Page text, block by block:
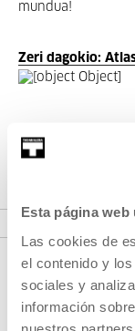
Esta página web
Las cookies de
el contenido y
sociales y
información
nuestros
mundua!
Zeri dagokio:
Zeri